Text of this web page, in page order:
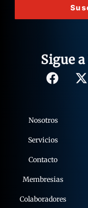
Sigue
Nosotros
Servicios
Contacto
Membresias
Colaboradores